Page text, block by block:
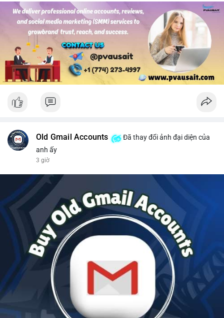
chốt 50% vị thế tại TP1 và dời stop loss về điểm hòa vốn.
#solusdt #longsol #vung76 #breakoutsol #lenhmuasol
Old Gmail Accounts
Đã thay đổi ảnh đại diện của
anh ấy
3 giờ